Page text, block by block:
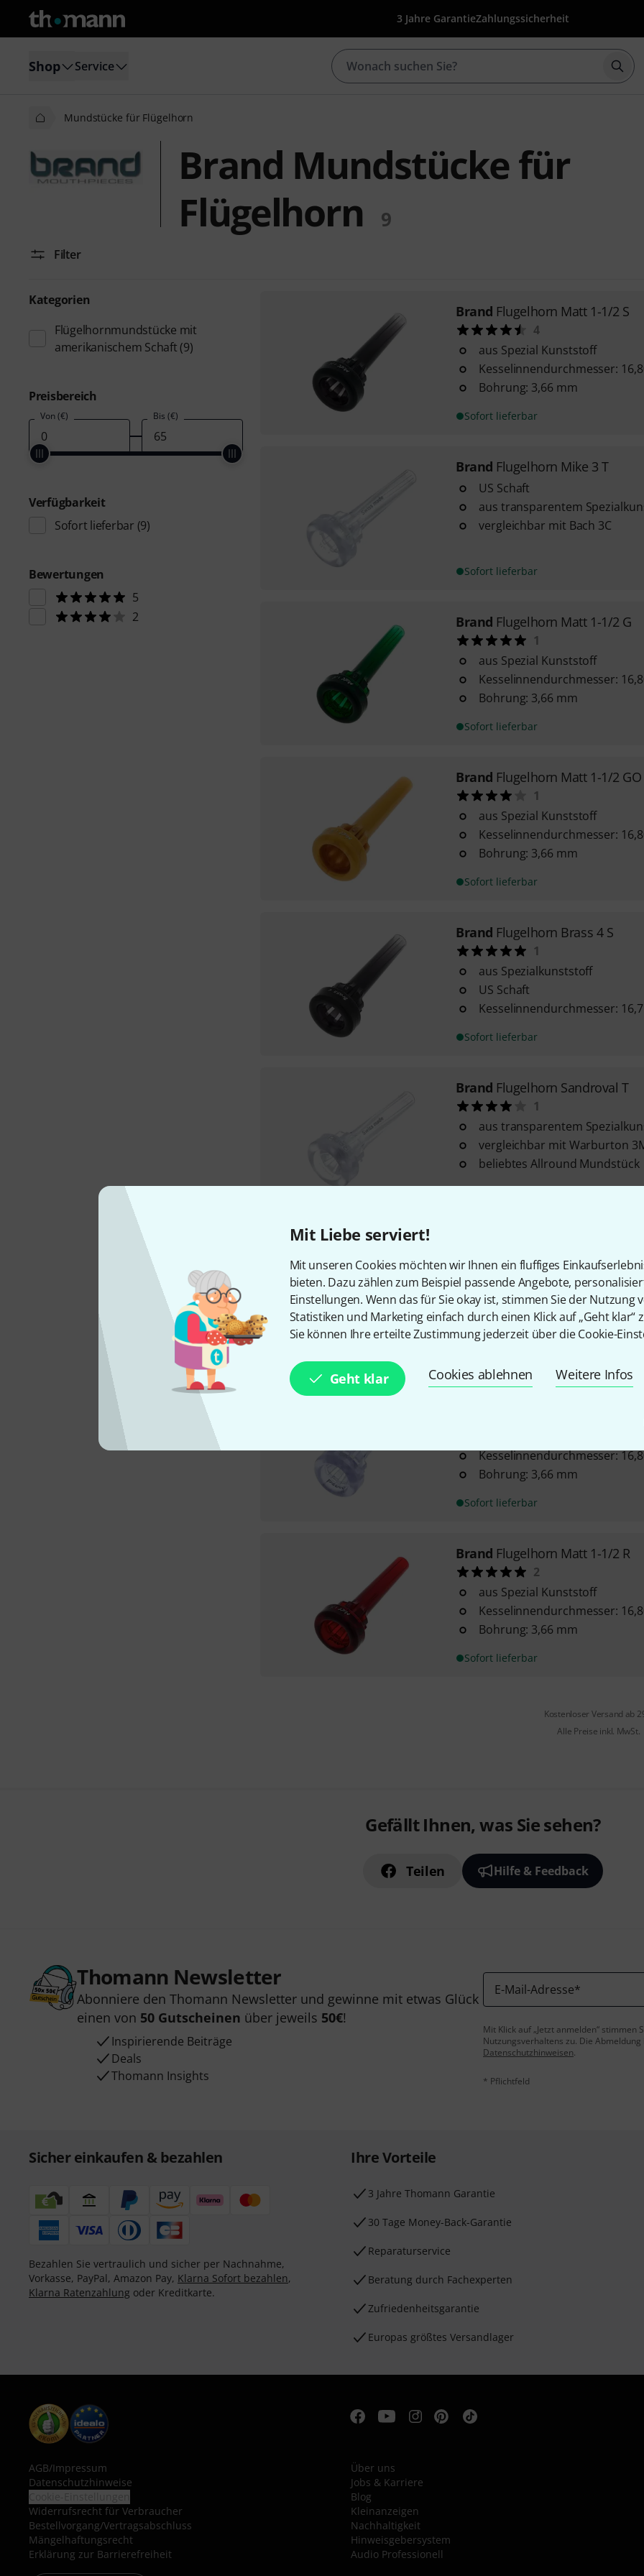
Mit Liebe serviert!
Mit unseren Cookies möchten wir Ihnen ein fluffiges
bieten. Dazu zählen zum Beispiel passende Angebote,
Einstellungen. Wenn das für Sie okay ist, stimmen Sie der Nutzung
Statistiken und Marketing einfach durch einen Klick auf „Geht klar“
Sie können Ihre erteilte Zustimmung jederzeit über die Cookie-
Geht klar Cookies ablehnen Weitere Infos
3 Jahre GarantieZahlungssicherheit
Shop Service
Mundstücke für Flügelhorn
Brand Mundstücke für
Flügelhorn
9
Filter
Kategorien
Flügelhornmundstücke mit
amerikanischem Schaft (9)
Preisbereich
Von (€) Bis (€)
Verfügbarkeit
Sofort lieferbar (9)
Bewertungen
5
2
Brand Flugelhorn Matt 1-1/2 S
4
aus Spezial Kunststoff
Kesselinnendurchmesser:
Bohrung: 3,66 mm
Sofort lieferbar
Brand Flugelhorn Mike 3 T
US Schaft
aus transparentem
vergleichbar mit Bach 3C
Sofort lieferbar
Brand Flugelhorn Matt 1-1/2 G
1
aus Spezial Kunststoff
Kesselinnendurchmesser:
Bohrung: 3,66 mm
Sofort lieferbar
Brand Flugelhorn Matt 1-1/2 GO
1
aus Spezial Kunststoff
Kesselinnendurchmesser:
Bohrung: 3,66 mm
Sofort lieferbar
Brand Flugelhorn Brass 4 S
1
aus Spezialkunststoff
US Schaft
Kesselinnendurchmesser:
Sofort lieferbar
Brand Flugelhorn Sandroval T
1
aus transparentem
vergleichbar mit Warburton
beliebtes Allround Mundstück
aus Spezial Kunststoff
Kesselinnendurchmesser:
Bohrung: 3,66 mm
Kesselinnendurchmesser:
Bohrung: 3,66 mm
Sofort lieferbar
Brand Flugelhorn Matt 1-1/2 R
2
aus Spezial Kunststoff
Kesselinnendurchmesser:
Bohrung: 3,66 mm
Sofort lieferbar
Kostenloser Versand ab
Alle Preise inkl. MwSt.
Gefällt Ihnen, was Sie sehen?
Teilen Hilfe & Feedback
Thomann Newsletter
Abonniere den Thomann Newsletter und gewinne mit etwas Glück
einen von 50 Gutscheinen über jeweils 50€!
Inspirierende Beiträge
Deals
Thomann Insights
E-Mail-Adresse*
Mit Klick auf „Jetzt anmelden“
Nutzungsverhaltens zu. Die
Datenschutzhinweisen.
* Pflichtfeld
Sicher einkaufen & bezahlen
Bezahlen Sie vertraulich und sicher per Nachnahme,
Vorkasse, PayPal, Amazon Pay, Klarna Sofort bezahlen,
Klarna Ratenzahlung oder Kreditkarte.
Ihre Vorteile
3 Jahre Thomann Garantie
30 Tage Money-Back-Garantie
Reparaturservice
Beratung durch Fachexperten
Zufriedenheitsgarantie
Europas größtes Versandlager
AGB/Impressum
Datenschutzhinweise
Widerrufsrecht für Verbraucher
Bestellvorgang/Vertragsabschluss
Mängelhaftungsrecht
Erklärung zur Barrierefreiheit
Über uns
Jobs & Karriere
Blog
Kleinanzeigen
Nachhaltigkeit
Hinweisgebersystem
Audio Professionell